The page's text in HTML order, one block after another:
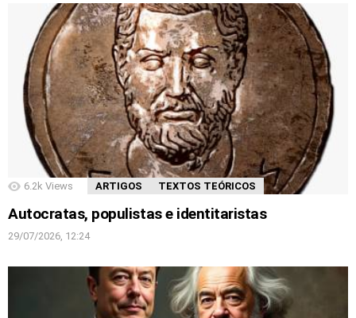
6.2k Views ARTIGOS TEXTOS TEÓRICOS
Autocratas, populistas e identitaristas
29/07/2026, 12:24